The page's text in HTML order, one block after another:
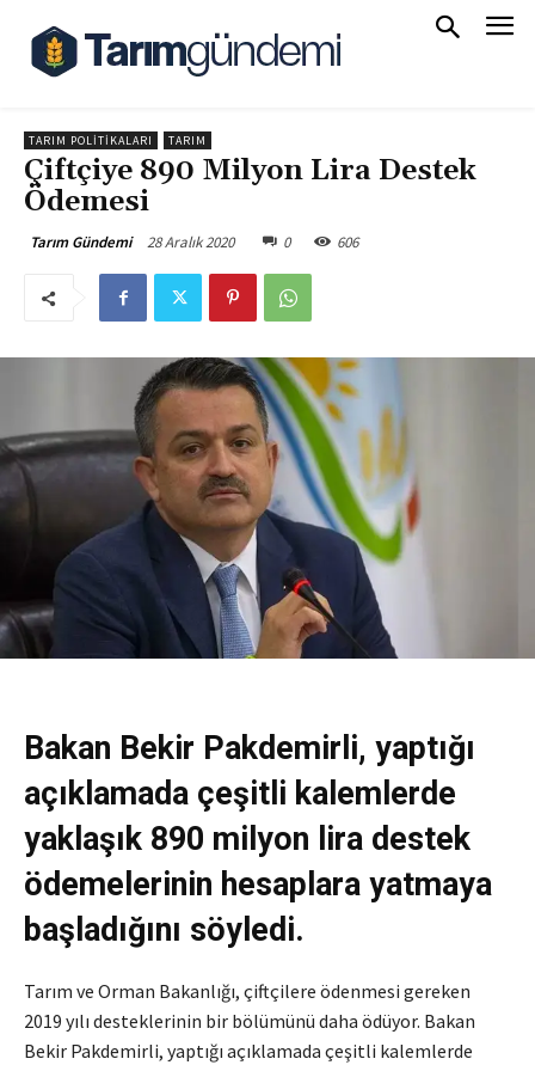
TARIM POLITIKALARI TARIM
Çiftçiye 890 Milyon Lira Destek
Ödemesi
Tarım Gündemi 28 Aralık 2020 0 606
Bakan Bekir Pakdemirli, yaptığı
açıklamada çeşitli kalemlerde
yaklaşık 890 milyon lira destek
ödemelerinin hesaplara yatmaya
başladığını söyledi.
Tarım ve Orman Bakanlığı, çiftçilere ödenmesi gereken
2019 yılı desteklerinin bir bölümünü daha ödüyor. Bakan
Bekir Pakdemirli, yaptığı açıklamada çeşitli kalemlerde